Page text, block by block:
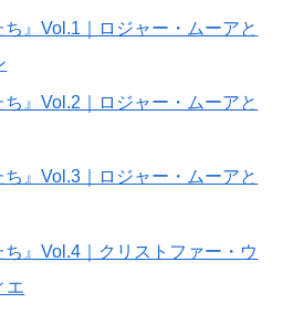
ち』Vol.1｜ロジャー・ムーアと
ち』Vol.2｜ロジャー・ムーアと
ち』Vol.3｜ロジャー・ムーアと
ち』Vol.4｜クリストファー・ウ
エ